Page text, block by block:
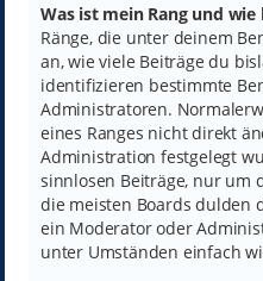
Was ist mein Rang und
Ränge, die unter deinem
an, wie viele Beiträge du
identifizieren bestimmte
Administratoren.
eines Ranges nicht direkt
Administration festgelegt
sinnlosen Beiträge, nur um
die meisten Boards dulden
ein Moderator oder
unter Umständen einfach